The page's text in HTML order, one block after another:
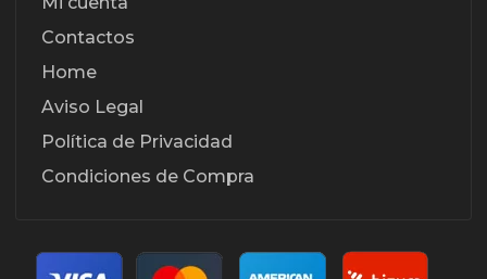
Contactos
Home
Aviso Legal
Política de Privacidad
Condiciones de Compra